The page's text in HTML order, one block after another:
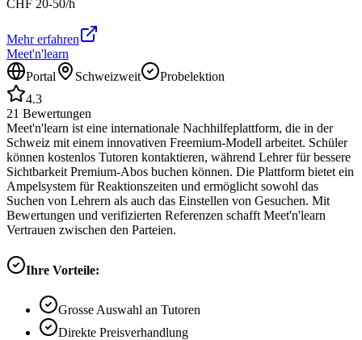
CHF 20-50/h
Mehr erfahren
Meet'n'learn
Portal
Schweizweit
Probelektion
4.3
21 Bewertungen
Meet'n'learn ist eine internationale Nachhilfeplattform, die in der
Schweiz mit einem innovativen Freemium-Modell arbeitet. Schüler
können kostenlos Tutoren kontaktieren, während Lehrer für bessere
Sichtbarkeit Premium-Abos buchen können. Die Plattform bietet ein
Ampelsystem für Reaktionszeiten und ermöglicht sowohl das
Suchen von Lehrern als auch das Einstellen von Gesuchen. Mit
Bewertungen und verifizierten Referenzen schafft Meet'n'learn
Vertrauen zwischen den Parteien.
Ihre Vorteile:
Grosse Auswahl an Tutoren
Direkte Preisverhandlung